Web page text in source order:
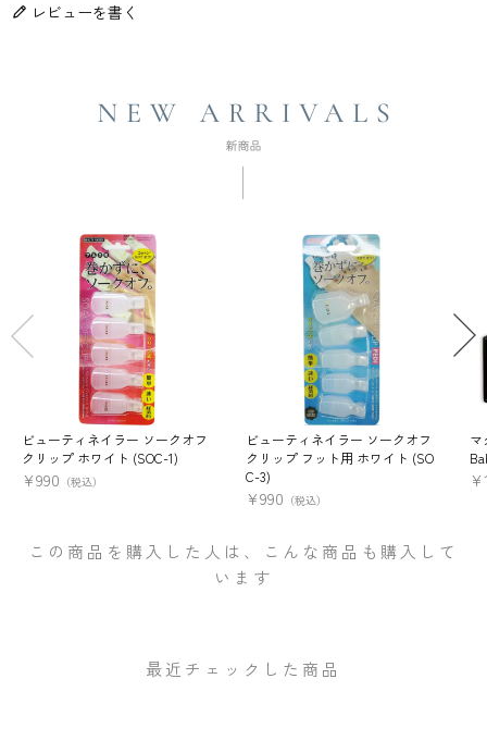
レビューを書く
ビューティネイラー ソークオフ
クリップ ホワイト (SOC-1)
¥990 （税込）
ビューティネイラー ソークオフ
クリップ フット用 ホワイト (SO
C-3)
¥990 （税込）
マ
¥
この商品を購入した人は、こんな商品も購入して
います
最近チェックした商品